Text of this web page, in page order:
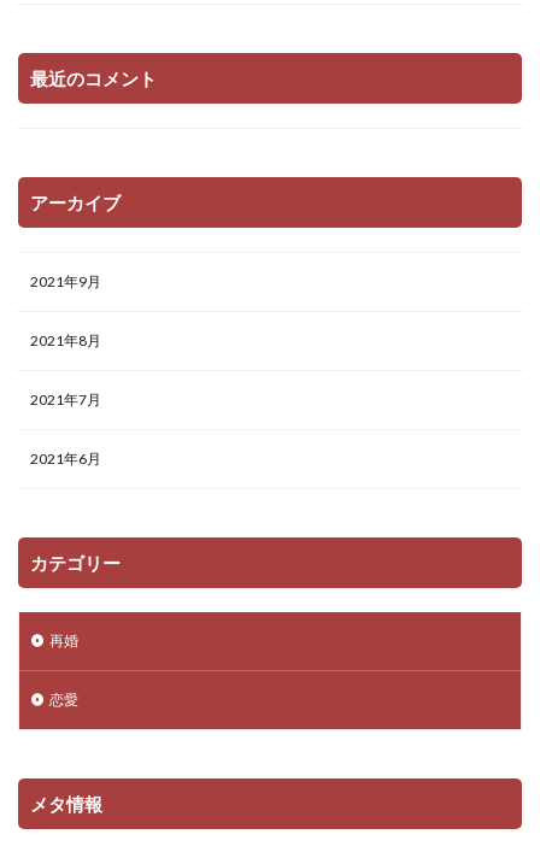
最近のコメント
アーカイブ
2021年9月
2021年8月
2021年7月
2021年6月
カテゴリー
再婚
恋愛
メタ情報